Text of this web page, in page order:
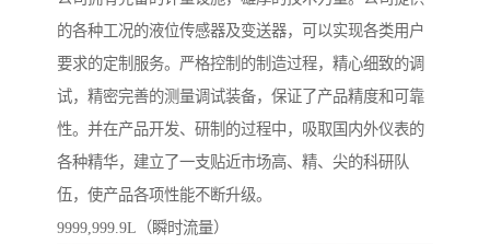
的各种工况的液位传感器及变送器，可以实现各类用户
要求的定制服务。严格控制的制造过程，精心细致的调
试，精密完善的测量调试装备，保证了产品精度和可靠
性。并在产品开发、研制的过程中，吸取国内外仪表的
各种精华，建立了一支贴近市场高、精、尖的科研队
伍，使产品各项性能不断升级。
9999,999.9L（瞬时流量）